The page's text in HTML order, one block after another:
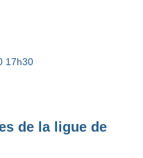
17h30
de la ligue de